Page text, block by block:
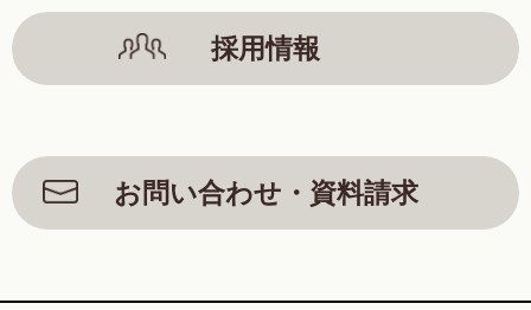
採用情報
お問い合わせ・資料請求